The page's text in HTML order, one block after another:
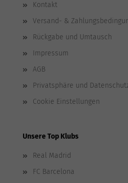
Kontakt
Versand- &
Rückgabe und Umtausch
Impressum
AGB
Privatsphäre und
Cookie Einstellungen
Unsere Top Klubs
Real Madrid
FC Barcelona